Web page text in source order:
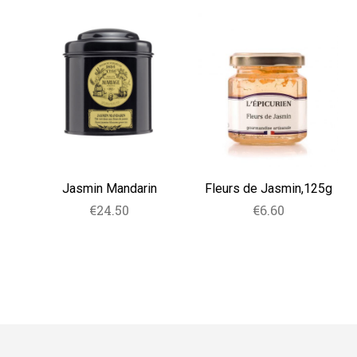
Jasmin Mandarin
€24.50
Fleurs de Jasmin,125g
€6.60